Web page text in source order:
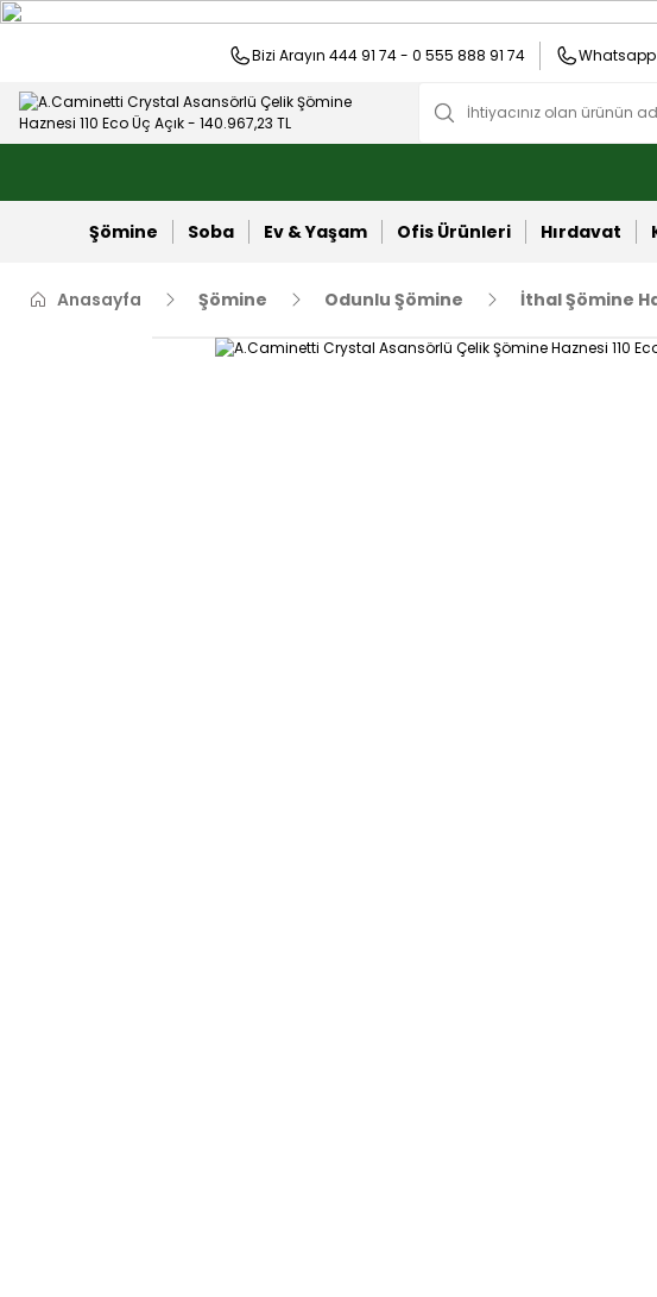
Bizi Arayın 444 91 74 - 0 555 888 91 74 Whatsapp
Şömine Soba Ev & Yaşam Ofis Ürünleri Hırdavat
Anasayfa Şömine Odunlu Şömine İthal Şömine